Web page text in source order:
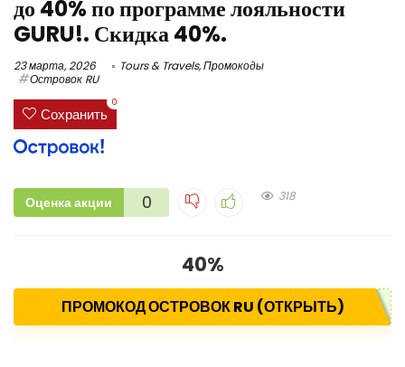
до 40% по программе лояльности
GURU!. Скидка 40%.
23 марта, 2026 Tours & Travels,Промокоды
Островок RU
Сохранить
0
Оценка акции 0 318
40%
ПРОМОКОД ОСТРОВОК RU (ОТКРЫТЬ)